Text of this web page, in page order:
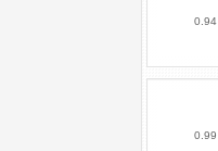
0.94
0.99